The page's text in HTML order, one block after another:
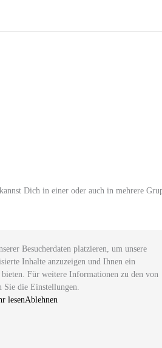
Dich in einer oder auch in mehrere
Besucherdaten platzieren, um unsere
Inhalte anzuzeigen und Ihnen ein
Für weitere Informationen zu den von
Sie die Einstellungen.
lesenAblehnen